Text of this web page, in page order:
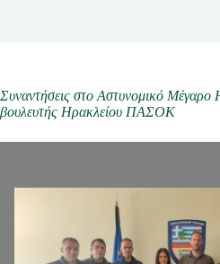
Συναντήσεις στο Αστυνομικό Μέγαρο
βουλευτής Ηρακλείου ΠΑΣΟΚ